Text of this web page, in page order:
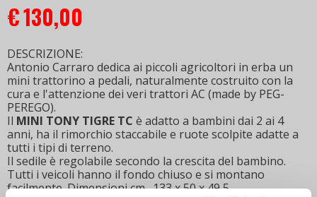
€130,00
DESCRIZIONE:
Antonio Carraro dedica ai piccoli agricoltori in erba un
mini trattorino a pedali, naturalmente costruito con la
cura e l'attenzione dei veri trattori AC (made by PEG-
PEREGO).
Il MINI TONY TIGRE TC è adatto a bambini dai 2 ai 4
anni, ha il rimorchio staccabile e ruote scolpite adatte a
tutti i tipi di terreno.
Il sedile è regolabile secondo la crescita del bambino.
Tutti i veicoli hanno il fondo chiuso e si montano
facilmente. Dimensioni cm . 133 x 50 x 49,5.